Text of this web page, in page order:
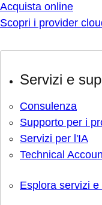
Acquista online
Scopri i provider
Servizi e
Consulenza
Supporto per i
Servizi per l'IA
Technical
Esplora servizi